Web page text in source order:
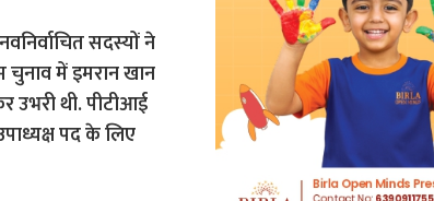
सदस्यों ने
चुनाव में इमरान खान
उभरी थी. पीटीआई
पद के लिए